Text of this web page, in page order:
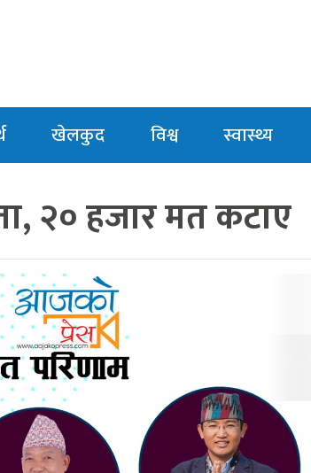
खेलकुद विश्व स्वास्थ्य
२० हजार मत कटाए